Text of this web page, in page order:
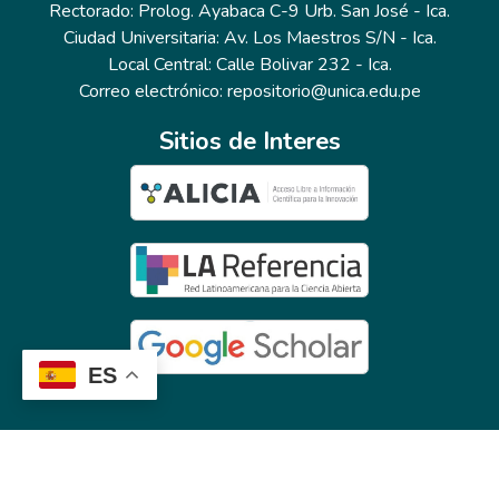
ES
Rectorado: Prolog. Ayabaca C-9 Urb. San José - Ica.
Ciudad Universitaria: Av. Los Maestros S/N - Ica.
Local Central: Calle Bolivar 232 - Ica.
Correo electrónico: repositorio@unica.edu.pe
Sitios de Interes